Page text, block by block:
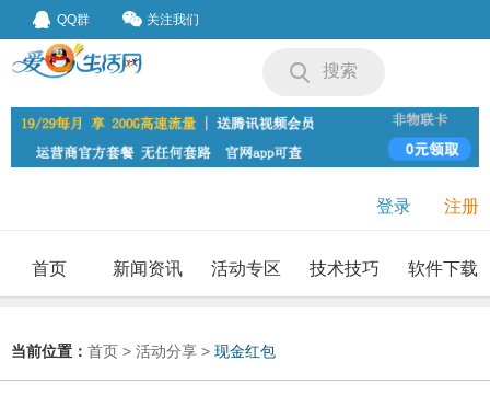
QQ群 关注我们
搜索
登录 注册
首页 新闻资讯 活动专区 技术技巧 软件下载
当前位置： 首页 > 活动分享 > 现金红包